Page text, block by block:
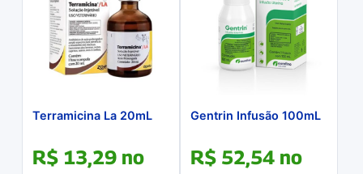
Terramicina La 20mL
R$ 13,29 no
Gentrin Infusão 100mL
R$ 52,54 no